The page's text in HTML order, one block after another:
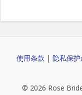
使用条款 | 隐私保
© 2026 Rose